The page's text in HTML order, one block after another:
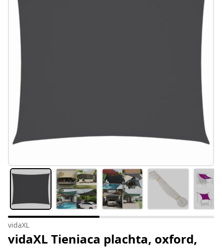
vidaXL
vidaXL Tieniaca plachta, oxford,